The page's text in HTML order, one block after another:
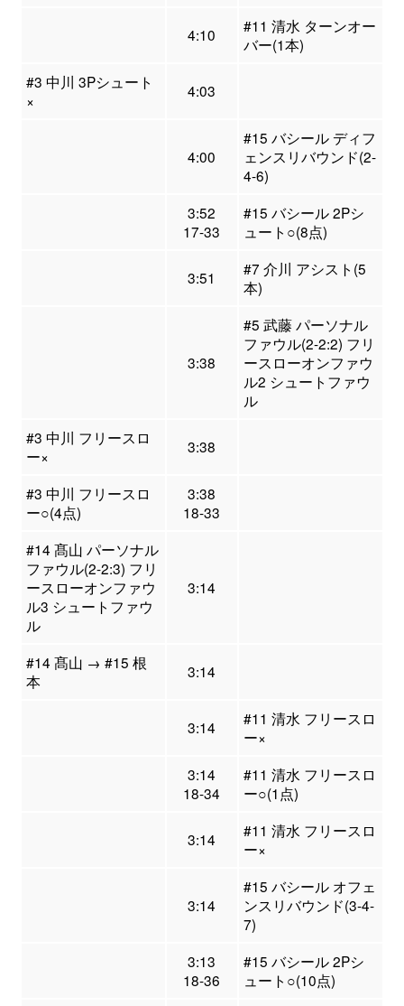
4:10
#11 清水 ターンオー
バー(1本)
#3 中川 3Pシュート
×
4:03
4:00
#15 バシール ディフ
ェンスリバウンド(2-
4-6)
3:52
17-33
#15 バシール 2Pシ
ュート○(8点)
3:51
#7 介川 アシスト(5
本)
3:38
#5 武藤 パーソナル
ファウル(2-2:2) フリ
ースローオンファウ
ル2 シュートファウ
ル
#3 中川 フリースロ
ー×
3:38
#3 中川 フリースロ
ー○(4点)
3:38
18-33
#14 髙山 パーソナル
ファウル(2-2:3) フリ
ースローオンファウ
ル3 シュートファウ
ル
3:14
#14 髙山 → #15 根
本
3:14
3:14
#11 清水 フリースロ
ー×
3:14
18-34
#11 清水 フリースロ
ー○(1点)
3:14
#11 清水 フリースロ
ー×
3:14
#15 バシール オフェ
ンスリバウンド(3-4-
7)
3:13
18-36
#15 バシール 2Pシ
ュート○(10点)